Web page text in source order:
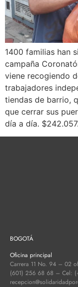
1400 familias han
campaña
viene recogiendo
trabajadores
tiendas de barrio,
que cerrar sus
día a día.
BOGOTÁ
Oficina principal
Carrera 11 No. 94 – 02
(601) 256 68 68 – Cel: